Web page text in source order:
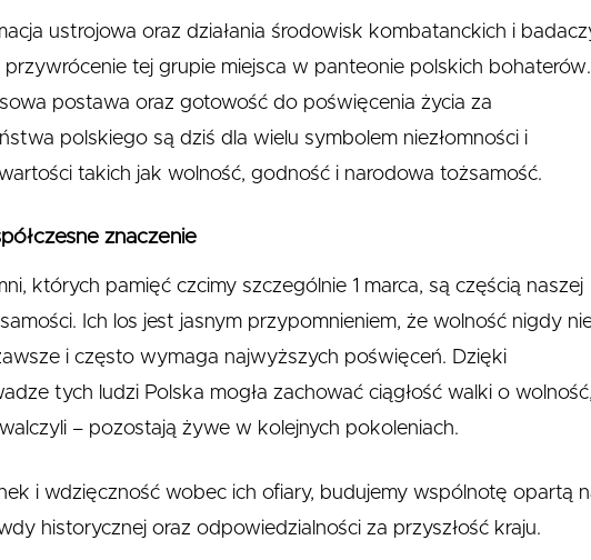
ustrojowa oraz działania środowisk kombatanckich i
przywrócenie tej grupie miejsca w panteonie polskich bohaterów.
postawa oraz gotowość do poświęcenia życia za
polskiego są dziś dla wielu symbolem niezłomności i
takich jak wolność, godność i narodowa tożsamość.
znaczenie
których pamięć czcimy szczególnie 1 marca, są częścią naszej
Ich los jest jasnym przypomnieniem, że wolność nigdy
i często wymaga najwyższych poświęceń. Dzięki
tych ludzi Polska mogła zachować ciągłość walki o
– pozostają żywe w kolejnych pokoleniach.
i wdzięczność wobec ich ofiary, budujemy wspólnotę opartą
historycznej oraz odpowiedzialności za przyszłość kraju.